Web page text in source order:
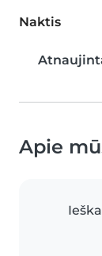
Naktis
Apie